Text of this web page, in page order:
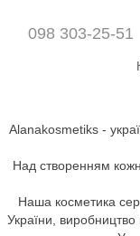
098 303-25-51
Alanakosmetiks -
Над створенням
Наша косметика
України,